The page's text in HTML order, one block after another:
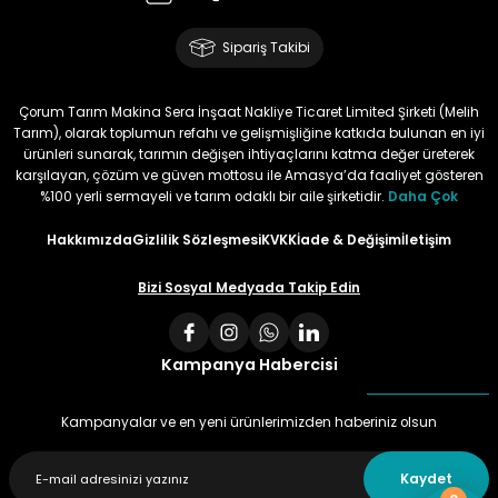
anda süs yoncasıyla ektim.
Bunun akibeti 2024 yazına belli
olacak
S... Ö... | 23/01/2024
Sipariş Takibi
Çorum Tarım Makina Sera İnşaat Nakliye Ticaret Limited Şirketi (Melih
Tarım), olarak toplumun refahı ve gelişmişliğine katkıda bulunan en iyi
ürünleri sunarak, tarımın değişen ihtiyaçlarını katma değer üreterek
karşılayan, çözüm ve güven mottosu ile Amasya’da faaliyet gösteren
%100 yerli sermayeli ve tarım odaklı bir aile şirketidir. Daha Çok
HakkımızdaGizlilik SözleşmesiKVKKİade & Değişimİletişim
Bizi Sosyal Medyada Takip Edin
Kampanya Habercisi
Kampanyalar ve en yeni ürünlerimizden haberiniz olsun
Kaydet